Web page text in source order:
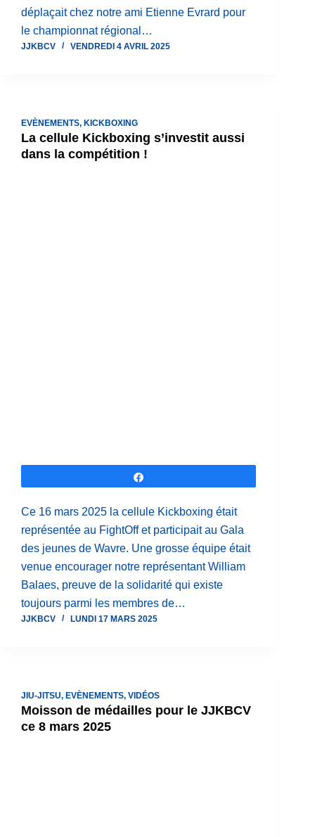
déplaçait chez notre ami Etienne Evrard pour
le championnat régional…
JJKBCV VENDREDI 4 AVRIL 2025
EVÈNEMENTS, KICKBOXING
La cellule Kickboxing s’investit aussi
dans la compétition !
Ce 16 mars 2025 la cellule Kickboxing était
représentée au FightOff et participait au Gala
des jeunes de Wavre. Une grosse équipe était
venue encourager notre représentant William
Balaes, preuve de la solidarité qui existe
toujours parmi les membres de…
JJKBCV LUNDI 17 MARS 2025
JIU-JITSU, EVÈNEMENTS, VIDÉOS
Moisson de médailles pour le JJKBCV
ce 8 mars 2025